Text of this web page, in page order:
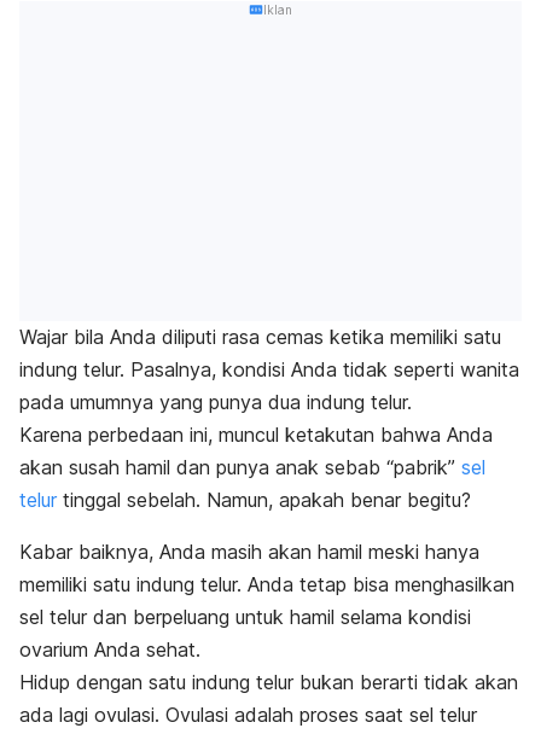
Iklan
Wajar bila Anda diliputi rasa cemas ketika memiliki satu
indung telur. Pasalnya, kondisi Anda tidak seperti wanita
pada umumnya yang punya dua indung telur.
Karena perbedaan ini, muncul ketakutan bahwa Anda
akan susah hamil dan punya anak sebab “pabrik” sel
telur tinggal sebelah. Namun, apakah benar begitu?
Kabar baiknya, Anda masih akan hamil meski hanya
memiliki satu indung telur. Anda tetap bisa menghasilkan
sel telur dan berpeluang untuk hamil selama kondisi
ovarium Anda sehat.
Hidup dengan satu indung telur bukan berarti tidak akan
ada lagi ovulasi. Ovulasi adalah proses saat sel telur